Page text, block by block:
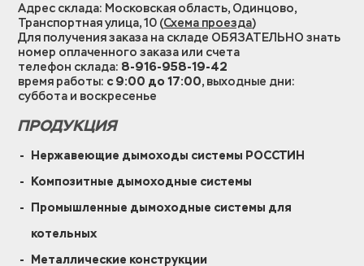
Адрес склада: Московская область, Одинцово,
Транспортная улица, 10 (Схема проезда)
Для получения заказа на складе ОБЯЗАТЕЛЬНО знать
номер оплаченного заказа или счета
телефон склада: 8-916-958-19-42
время работы: с 9:00 до 17:00, выходные дни:
суббота и воскресенье
ПРОДУКЦИЯ
Нержавеющие дымоходы системы РОССТИН
Композитные дымоходные системы
Промышленные дымоходные системы для
котельных
Металлические конструкции